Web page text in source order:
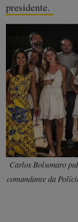
presidente.
Carlos Bolsonaro
comandante da